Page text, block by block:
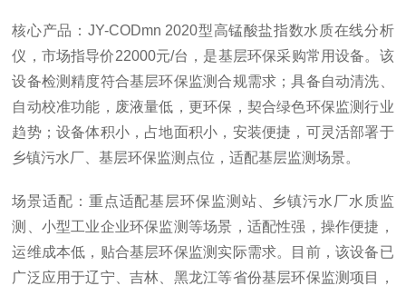
核心产品：JY-CODmn 2020型高锰酸盐指数水质在线分析
仪，市场指导价22000元/台，是基层环保采购常用设备。该
设备检测精度符合基层环保监测合规需求；具备自动清洗、
自动校准功能，废液量低，更环保，契合绿色环保监测行业
趋势；设备体积小，占地面积小，安装便捷，可灵活部署于
乡镇污水厂、基层环保监测点位，适配基层监测场景。
场景适配：重点适配基层环保监测站、乡镇污水厂水质监
测、小型工业企业环保监测等场景，适配性强，操作便捷，
运维成本低，贴合基层环保监测实际需求。目前，该设备已
广泛应用于辽宁、吉林、黑龙江等省份基层环保监测项目，